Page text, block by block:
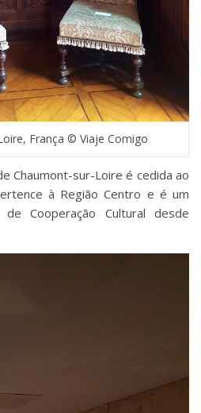
França © Viaje Comigo
Chaumont-sur-Loire é cedida ao
à Região Centro e é um
de Cooperação Cultural desde